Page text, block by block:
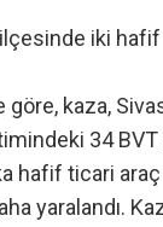
ilçesinde iki
kaza,
34
hafif ticari
yaralandı.